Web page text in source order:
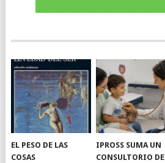
EL PESO DE LAS
COSAS
IPROSS SUMA UN
CONSULTORIO DE